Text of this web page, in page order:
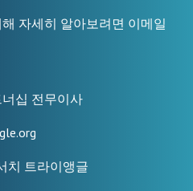
해 자세히 알아보려면 이메일
너십 전무이사
치 트라이앵글